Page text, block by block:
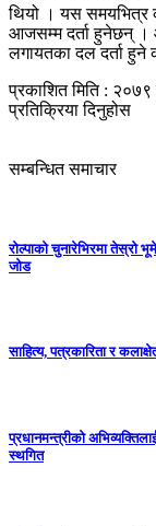
थियो । यस समयभित्र
आजसम्म दर्ता हुनेछन् ।
लगायतका दल दर्ता हुने
प्रकाशित मिति :
प्रतिक्रिया दिनुहोस
सम्बन्धित समाचार
रोल्पाको चुनारेभिरमा तेस्रो
जोड
साहित्य, पत्रकारिता र
प्रधानमन्त्रीको
स्थगित